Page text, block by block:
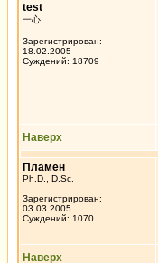
test
一心
Зарегистрирован:
18.02.2005
Суждений: 18709
Наверх
Пламен
Ph.D., D.Sc.
Зарегистрирован:
03.03.2005
Суждений: 1070
Наверх